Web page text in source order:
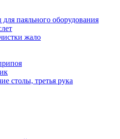
для паяльного оборудования
жало
столы, третья рука